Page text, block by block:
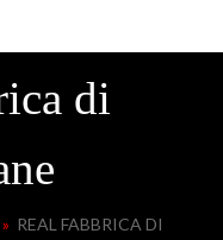
di
» REAL FABBRICA DI